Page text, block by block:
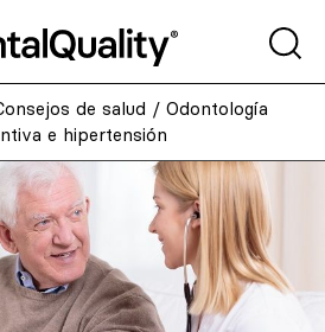
de salud / Odontología
e hipertensión